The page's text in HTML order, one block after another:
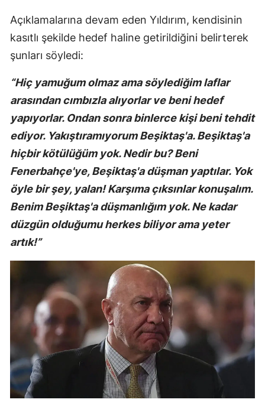
Açıklamalarına devam eden Yıldırım, kendisinin
kasıtlı şekilde hedef haline getirildiğini belirterek
şunları söyledi:
“Hiç yamuğum olmaz ama söylediğim laflar
arasından cımbızla alıyorlar ve beni hedef
yapıyorlar. Ondan sonra binlerce kişi beni tehdit
ediyor. Yakıştıramıyorum Beşiktaş'a. Beşiktaş'a
hiçbir kötülüğüm yok. Nedir bu? Beni
Fenerbahçe'ye, Beşiktaş'a düşman yaptılar. Yok
öyle bir şey, yalan! Karşıma çıksınlar konuşalım.
Benim Beşiktaş'a düşmanlığım yok. Ne kadar
düzgün olduğumu herkes biliyor ama yeter
artık!”